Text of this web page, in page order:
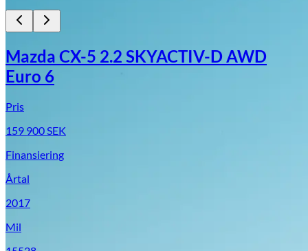
Mazda CX-5 2.2 SKYACTIV-D AWD
Euro 6
Pris
159 900SEK
Finansiering
Årtal
2017
Mil